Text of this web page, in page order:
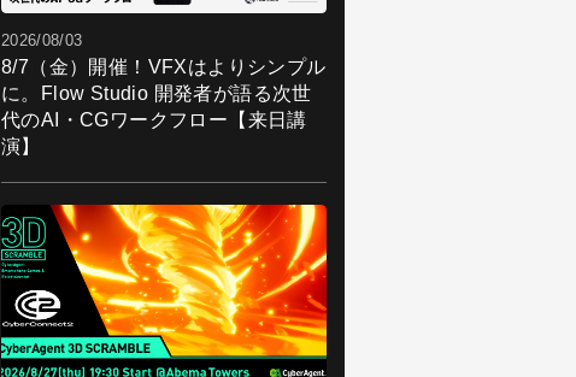
2026/08/03
8/7（金）開催！VFXはよりシンプル
に。Flow Studio 開発者が語る次世
代のAI・CGワークフロー【来日講
演】